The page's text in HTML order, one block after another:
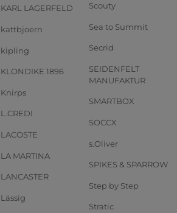
KARL LAGERFELD
kattbjoern
kipling
KLONDIKE 1896
Knirps
L.CREDI
LACOSTE
LA MARTINA
LANCASTER
Lässig
Scouty
Sea to Summit
Secrid
SEIDENFELT
MANUFAKTUR
SMARTBOX
SOCCX
s.Oliver
SPIKES & SPARROW
Step by Step
Stratic